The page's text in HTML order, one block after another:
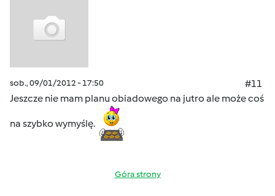
sob., 09/01/2012 - 17:50
#11
Jeszcze nie mam planu obiadowego na jutro ale może coś
na szybko wymyślę.
Góra strony